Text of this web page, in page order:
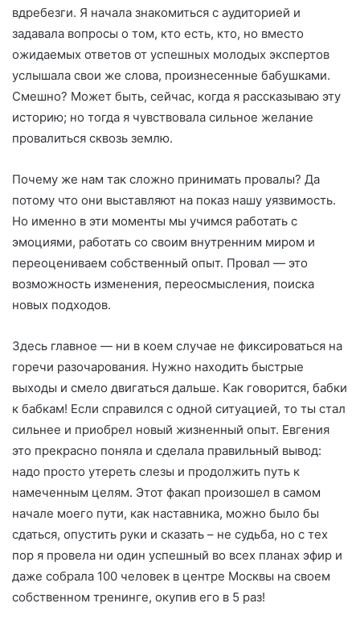
вдребезги. Я начала знакомиться с аудиторией и
задавала вопросы о том, кто есть, кто, но вместо
ожидаемых ответов от успешных молодых экспертов
услышала свои же слова, произнесенные бабушками.
Смешно? Может быть, сейчас, когда я рассказываю эту
историю; но тогда я чувствовала сильное желание
провалиться сквозь землю.
Почему же нам так сложно принимать провалы? Да
потому что они выставляют на показ нашу уязвимость.
Но именно в эти моменты мы учимся работать с
эмоциями, работать со своим внутренним миром и
переоцениваем собственный опыт. Провал — это
возможность изменения, переосмысления, поиска
новых подходов.
Здесь главное — ни в коем случае не фиксироваться на
горечи разочарования. Нужно находить быстрые
выходы и смело двигаться дальше. Как говорится, бабки
к бабкам! Если справился с одной ситуацией, то ты стал
сильнее и приобрел новый жизненный опыт. Евгения
это прекрасно поняла и сделала правильный вывод:
надо просто утереть слезы и продолжить путь к
намеченным целям. Этот факап произошел в самом
начале моего пути, как наставника, можно было бы
сдаться, опустить руки и сказать – не судьба, но с тех
пор я провела ни один успешный во всех планах эфир и
даже собрала 100 человек в центре Москвы на своем
собственном тренинге, окупив его в 5 раз!